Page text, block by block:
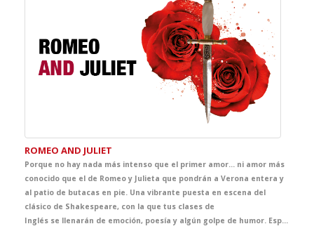
ROMEO AND JULIET
Porque no hay nada más intenso que el primer amor... ni amor más
conocido que el de Romeo y Julieta que pondrán a Verona entera y
al patio de butacas en pie. Una vibrante puesta en escena del
clásico de Shakespeare, con la que tus clases de
Inglés se llenarán de emoción, poesía y algún golpe de humor. Especialmente pensada para su nivel, esta historia de amor y familias enfrentadas hará que tus alumnos se enamoren del teatro.